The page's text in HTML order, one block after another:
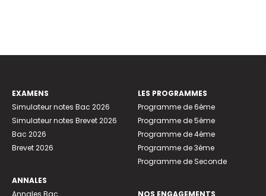
EXAMENS
Simulateur notes Bac 2026
Simulateur notes Brevet 2026
Bac 2026
Brevet 2026
ANNALES
Annales Bac
LES PROGRAMMES
Programme de 6ème
Programme de 5ème
Programme de 4ème
Programme de 3ème
Programme de Seconde
NOS ENGAGEMENTS